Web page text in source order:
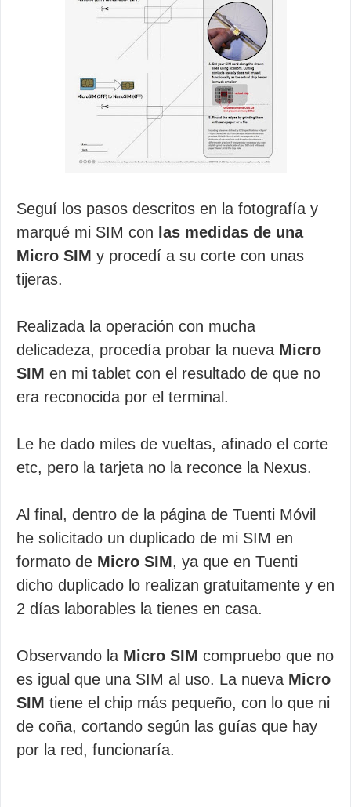
Seguí los pasos descritos en la fotografía y
marqué mi SIM con las medidas de una
Micro SIM y procedí a su corte con unas
tijeras.
Realizada la operación con mucha
delicadeza, procedía probar la nueva Micro
SIM en mi tablet con el resultado de que no
era reconocida por el terminal.
Le he dado miles de vueltas, afinado el corte
etc, pero la tarjeta no la reconce la Nexus.
Al final, dentro de la página de Tuenti Móvil
he solicitado un duplicado de mi SIM en
formato de Micro SIM, ya que en Tuenti
dicho duplicado lo realizan gratuitamente y en
2 días laborables la tienes en casa.
Observando la Micro SIM compruebo que no
es igual que una SIM al uso. La nueva Micro
SIM tiene el chip más pequeño, con lo que ni
de coña, cortando según las guías que hay
por la red, funcionaría.